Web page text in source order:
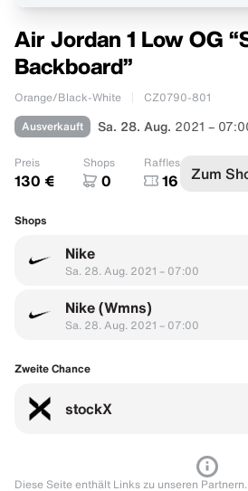
Air Jordan 1 Low OG
Backboard”
Orange/Black-White CZ0790-801
Ausverkauft Sa. 28. Aug. 2021 –
Preis
130 €
Shops
0
Raffles
16 Zum
Shops
Nike
Sa. 28. Aug. 2021 – 07:00
Nike (Wmns)
Sa. 28. Aug. 2021 – 07:00
Zweite Chance
stockX
Diese Seite enthält Links zu unseren